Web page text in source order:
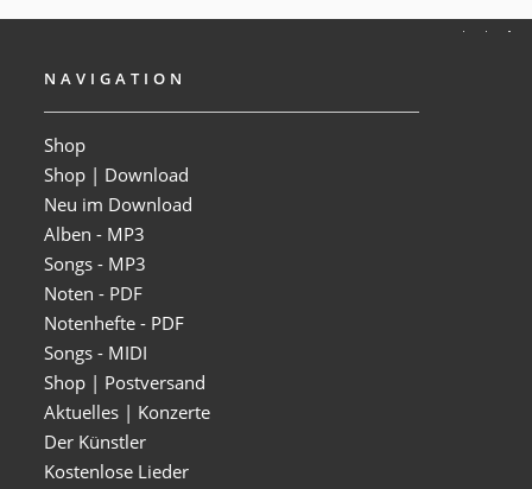
NAVIGATION
Shop
Shop | Download
Neu im Download
Alben - MP3
Songs - MP3
Noten - PDF
Notenhefte - PDF
Songs - MIDI
Shop | Postversand
Aktuelles | Konzerte
Der Künstler
Kostenlose Lieder